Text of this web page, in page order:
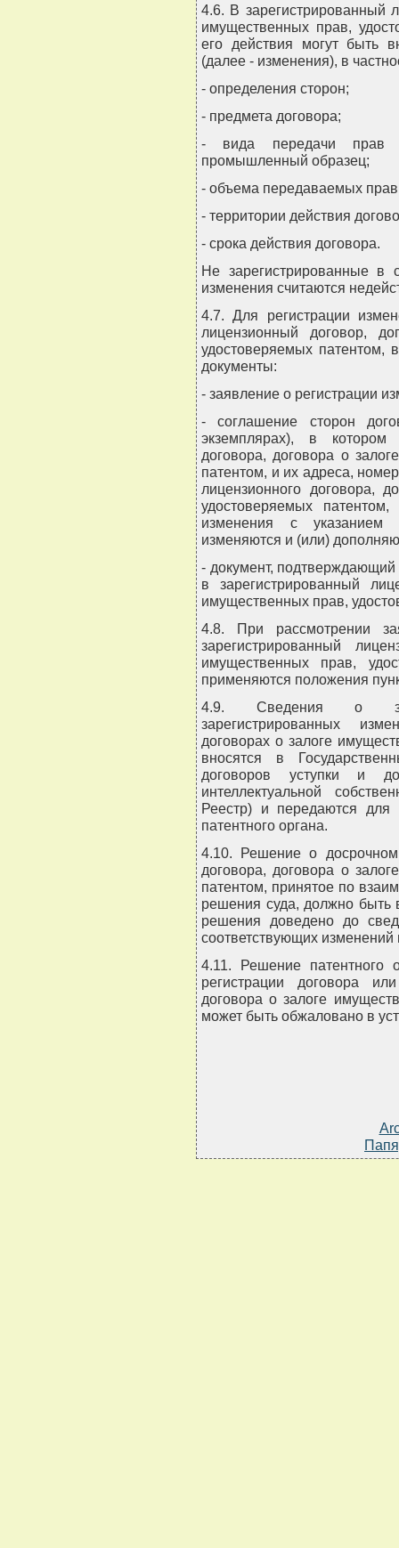
4.6. В зарегистрированный
имущественных прав,
его действия могут быть
(далее - изменения), в
- определения сторон;
- предмета договора;
- вида передачи прав
промышленный образец;
- объема передаваемых
- территории действия
- срока действия договора.
Не зарегистрированные в
изменения считаются
4.7. Для регистрации
лицензионный договор,
удостоверяемых патентом,
документы:
- заявление о регистрации
- соглашение сторон
экземплярах), в котором
договора, договора о
патентом, и их адреса,
лицензионного договора,
удостоверяемых
изменения с указанием
изменяются и (или)
- документ,
в зарегистрированный
имущественных прав,
4.8. При рассмотрении
зарегистрированный
имущественных прав,
применяются положения
4.9. Сведения о
зарегистрированных
договорах о залоге
вносятся в
договоров уступки и
интеллектуальной
Реестр) и передаются для
патентного органа.
4.10. Решение о досрочном
договора, договора о
патентом, принятое по
решения суда, должно быть
решения доведено до
соответствующих изменений
4.11. Решение патентного
регистрации договора
договора о залоге
может быть обжаловано в